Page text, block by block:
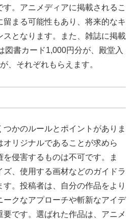
。アニメディアに掲載されるこ
留まる可能性もあり、将来的なキ
スとなります。また、雑誌に掲載
図書カード1,000円分が、殿堂入
、それぞれもらえます。
かのルールとポイントがありま
リジナルであることが求めら
侵害するものは不可です。ま
、使用する画材などのガイドラ
。投稿者は、自分の作品をより
ークなアプローチや斬新なアイデ
です。選ばれた作品は、アニメ